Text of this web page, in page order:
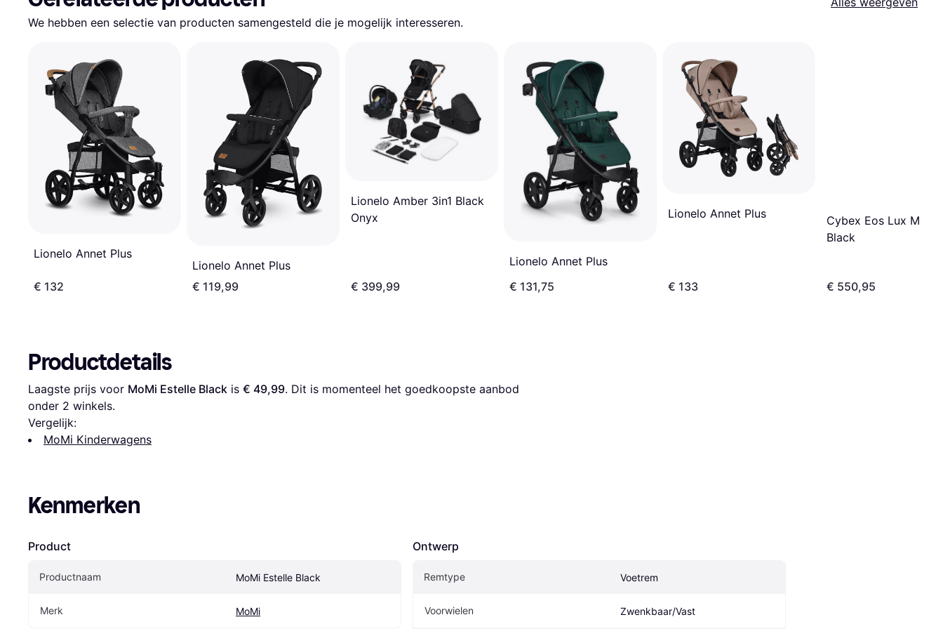
We hebben een selectie van producten samengesteld die je mogelijk interesseren.
Lionelo Annet Plus
€ 132
Lionelo Annet Plus
€ 119,99
Lionelo Amber 3in1 Black
Onyx
€ 399,99
Lionelo Annet Plus
€ 131,75
Lionelo Annet Plus
€ 133
Cybex Eos Lux Moon
Black
€ 550,95
Productdetails
Laagste prijs voor MoMi Estelle Black is € 49,99. Dit is momenteel het goedkoopste aanbod
onder 2 winkels.
Vergelijk:
MoMi Kinderwagens
Kenmerken
Product
Productnaam MoMi Estelle Black
Merk MoMi
Ontwerp
Remtype Voetrem
Voorwielen Zwenkbaar/Vast